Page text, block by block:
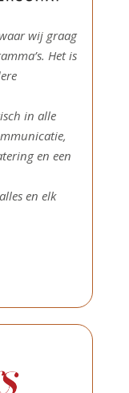
wij graag
Het is
in alle
en een
en elk